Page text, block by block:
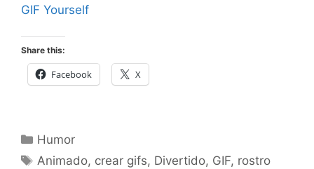
GIF Yourself
Share this:
Facebook X
Categorías
Humor
Etiquetas
Animado, crear gifs, Divertido, GIF, rostro